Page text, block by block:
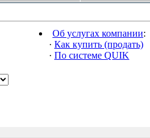
Об услугах компании:
· Как купить (продать)
· По системе QUIK